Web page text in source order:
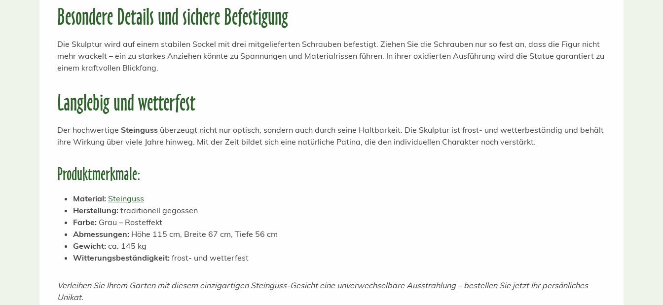
Besondere Details und sichere Befestigung
Die Skulptur wird auf einem stabilen Sockel mit drei mitgelieferten Schrauben befestigt. Ziehen Sie die Schrauben nur so fest an, dass die Figur nicht
mehr wackelt – ein zu starkes Anziehen könnte zu Spannungen und Materialrissen führen. In ihrer oxidierten Ausführung wird die Statue garantiert zu
einem kraftvollen Blickfang.
Langlebig und wetterfest
Der hochwertige Steinguss überzeugt nicht nur optisch, sondern auch durch seine Haltbarkeit. Die Skulptur ist frost- und wetterbeständig und behält
ihre Wirkung über viele Jahre hinweg. Mit der Zeit bildet sich eine natürliche Patina, die den individuellen Charakter noch verstärkt.
Produktmerkmale:
Material: Steinguss
Herstellung: traditionell gegossen
Farbe: Grau – Rosteffekt
Abmessungen: Höhe 115 cm, Breite 67 cm, Tiefe 56 cm
Gewicht: ca. 145 kg
Witterungsbeständigkeit: frost- und wetterfest
Verleihen Sie Ihrem Garten mit diesem einzigartigen Steinguss-Gesicht eine unverwechselbare Ausstrahlung – bestellen Sie jetzt Ihr persönliches
Unikat.